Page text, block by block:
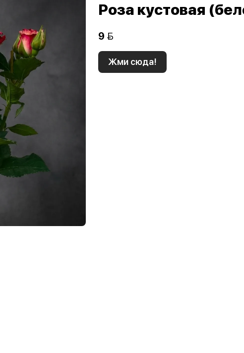
Роза кустовая
9 
Жми сюда!